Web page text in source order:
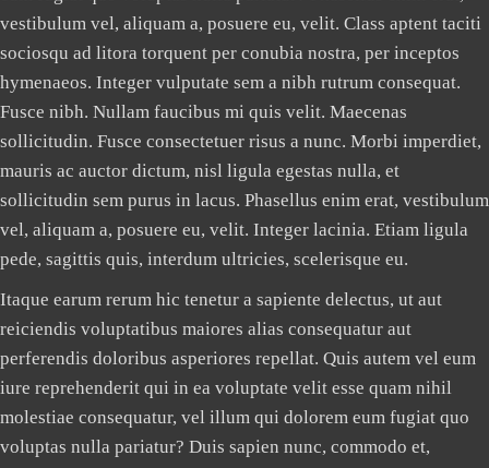
vestibulum vel, aliquam a, posuere eu, velit. Class aptent taciti
sociosqu ad litora torquent per conubia nostra, per inceptos
hymenaeos. Integer vulputate sem a nibh rutrum consequat.
Fusce nibh. Nullam faucibus mi quis velit. Maecenas
sollicitudin. Fusce consectetuer risus a nunc. Morbi imperdiet,
mauris ac auctor dictum, nisl ligula egestas nulla, et
sollicitudin sem purus in lacus. Phasellus enim erat, vestibulum
vel, aliquam a, posuere eu, velit. Integer lacinia. Etiam ligula
pede, sagittis quis, interdum ultricies, scelerisque eu.
Itaque earum rerum hic tenetur a sapiente delectus, ut aut
reiciendis voluptatibus maiores alias consequatur aut
perferendis doloribus asperiores repellat. Quis autem vel eum
iure reprehenderit qui in ea voluptate velit esse quam nihil
molestiae consequatur, vel illum qui dolorem eum fugiat quo
voluptas nulla pariatur? Duis sapien nunc, commodo et,